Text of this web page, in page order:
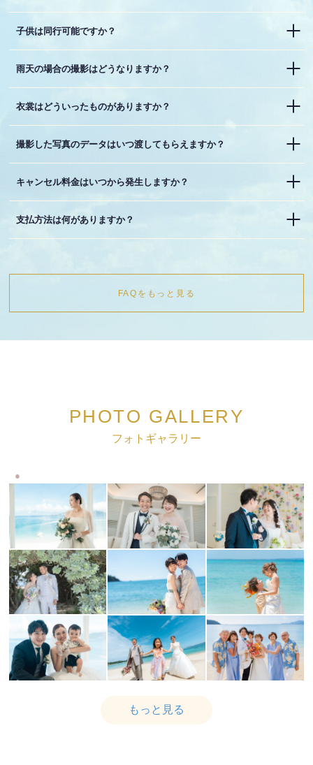
子供は同行可能ですか？
雨天の場合の撮影はどうなりますか？
衣裳はどういったものがありますか？
撮影した写真のデータはいつ渡してもらえますか？
キャンセル料金はいつから発生しますか？
支払方法は何がありますか？
FAQをもっと見る
PHOTO GALLERY
フォトギャラリー
もっと見る